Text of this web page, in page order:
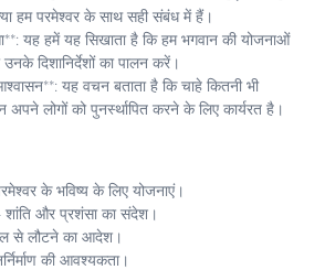
हम परमेश्वर के साथ सही संबंध में हैं।
यह हमें यह सिखाता है कि हम भगवान की योजनाओं
दिशानिर्देशों का पालन करें।
यह वचन बताता है कि चाहे कितनी भी
अपने लोगों को पुनर्स्थापित करने के लिए कार्यरत है।
के भविष्य के लिए योजनाएं।
और प्रशंसा का संदेश।
से लौटने का आदेश।
की आवश्यकता।